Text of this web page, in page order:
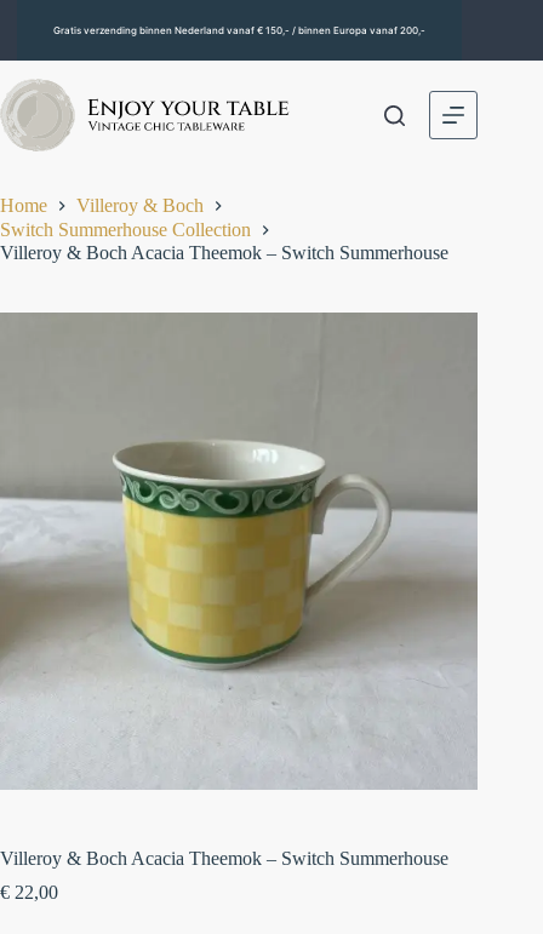
Gratis verzending binnen Nederland vanaf € 150,- / binnen Europa vanaf 200,-
Home
Villeroy & Boch
Switch Summerhouse Collection
Villeroy & Boch Acacia Theemok – Switch Summerhouse
Villeroy & Boch Acacia Theemok – Switch Summerhouse
€ 22,00